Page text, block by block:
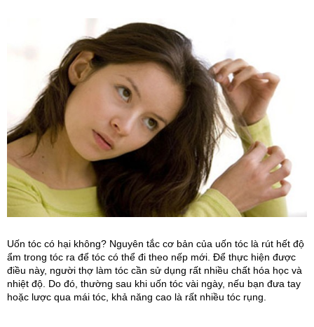
Uốn tóc có hại không? Nguyên tắc cơ bản của uốn tóc là rút hết độ
ẩm trong tóc ra để tóc có thể đi theo nếp mới. Để thực hiện được
điều này, người thợ làm tóc cần sử dụng rất nhiều chất hóa học và
nhiệt độ. Do đó, thường sau khi uốn tóc vài ngày, nếu bạn đưa tay
hoặc lược qua mái tóc, khả năng cao là rất nhiều tóc rụng.